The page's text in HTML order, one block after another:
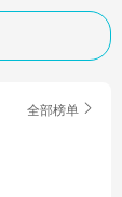
全部榜单 